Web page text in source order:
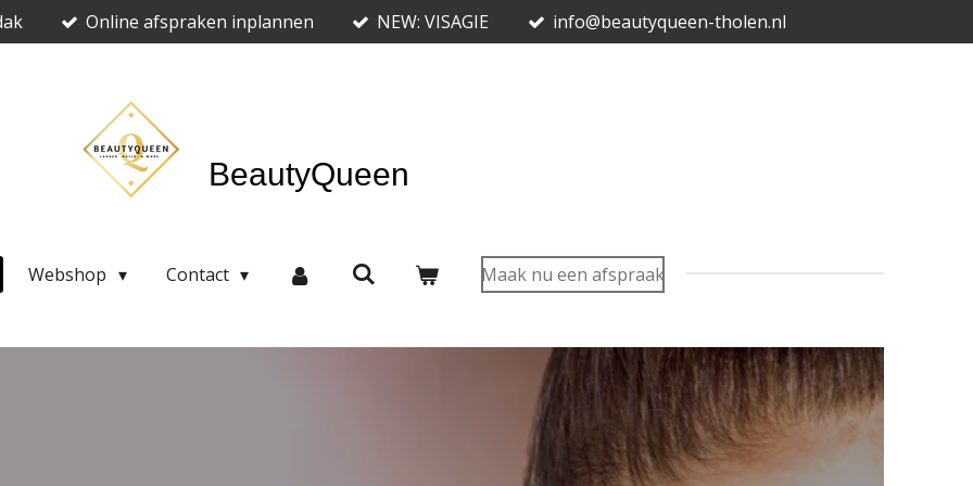
Online afspraken inplannen NEW: VISAGIE info@beautyqueen-tholen.nl
BeautyQueen
Webshop Contact Maak nu een afspraak